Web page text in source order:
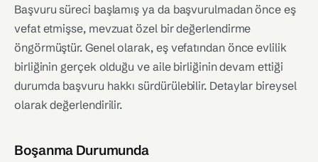
Başvuru süreci başlamış ya da başvurulmadan önce eş
vefat etmişse, mevzuat özel bir değerlendirme
öngörmüştür. Genel olarak, eş vefatından önce evlilik
birliğinin gerçek olduğu ve aile birliğinin devam ettiği
durumda başvuru hakkı sürdürülebilir. Detaylar bireysel
olarak değerlendirilir.
Boşanma Durumunda